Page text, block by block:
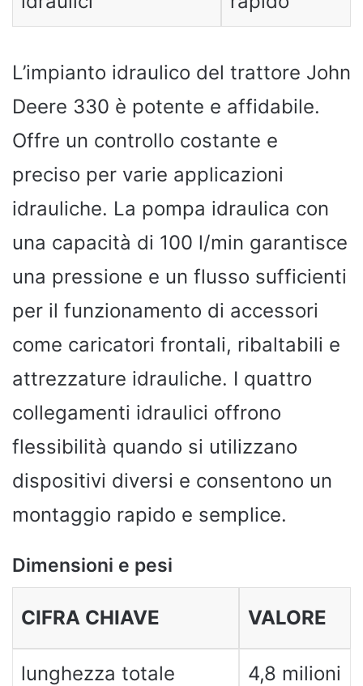
L’impianto idraulico del trattore John
Deere 330 è potente e affidabile.
Offre un controllo costante e
preciso per varie applicazioni
idrauliche. La pompa idraulica con
una capacità di 100 l/min garantisce
una pressione e un flusso sufficienti
per il funzionamento di accessori
come caricatori frontali, ribaltabili e
attrezzature idrauliche. I quattro
collegamenti idraulici offrono
flessibilità quando si utilizzano
dispositivi diversi e consentono un
montaggio rapido e semplice.
Dimensioni e pesi
CIFRA CHIAVE VALORE
lunghezza totale 4,8 milioni